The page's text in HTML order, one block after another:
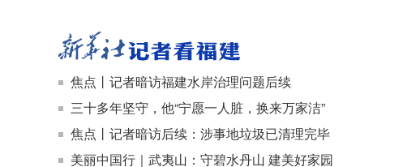
焦点丨记者暗访福建水岸治理问题后续
三十多年坚守，他“宁愿一人脏，换来万家洁”
焦点丨记者暗访后续：涉事地垃圾已清理完毕
美丽中国行｜武夷山：守碧水丹山 建美好家园